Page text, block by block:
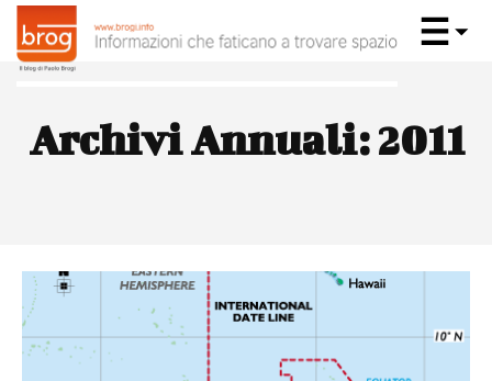
Archivi Annuali: 2011